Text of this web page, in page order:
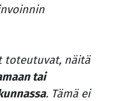
toteutuvat, näitä
tai
. Tämä ei